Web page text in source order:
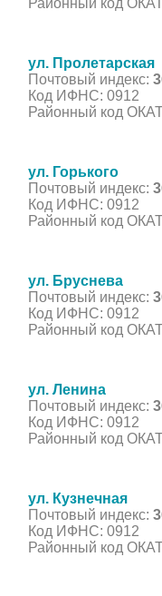
ул. Пролетарская
Почтовый индекс:
Код ИФНС: 0912
Районный код
ул. Горького
Почтовый индекс:
Код ИФНС: 0912
Районный код
ул. Бруснева
Почтовый индекс:
Код ИФНС: 0912
Районный код
ул. Ленина
Почтовый индекс:
Код ИФНС: 0912
Районный код
ул. Кузнечная
Почтовый индекс:
Код ИФНС: 0912
Районный код